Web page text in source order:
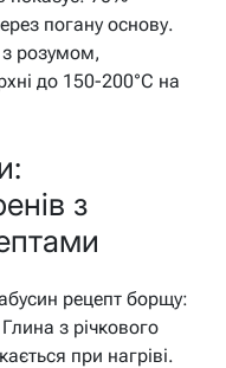
погану основу.
розумом,
до 150-200°C на
з
рецепт борщу:
з річкового
при нагріві.